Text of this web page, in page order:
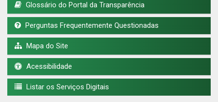
Glossário do Portal da Transparência
Perguntas Frequentemente Questionadas
Mapa do Site
Acessibilidade
Listar os Serviços Digitais